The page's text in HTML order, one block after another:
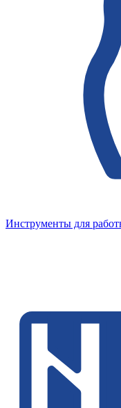
Инструменты для